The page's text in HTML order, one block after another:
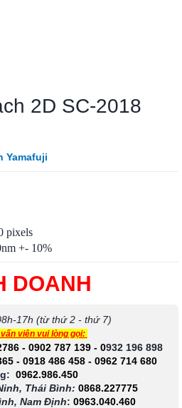
2D SC-2018
Yamafuji
pixels
+- 10%
DOANH
17h (từ thứ 2 - thứ 7)
viên vui lòng gọi:
- 0902 787 139- 0932 196 898
- 0918 486 458 - 0962 714 680
0962.986.450
Thái Bình: 0868.227775
Nam Định: 0963.040.460